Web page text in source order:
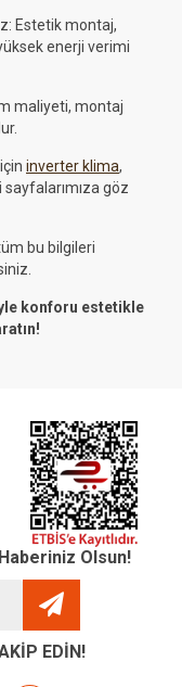
Estetik montaj,
enerji verimi
maliyeti, montaj
inverter klima,
göz
bu bilgileri
konforu estetikle
Olsun!
EDİN!